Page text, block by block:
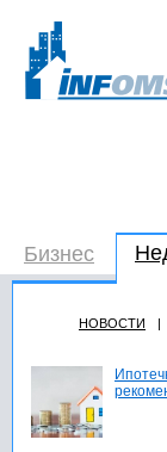
Бизнес
НОВОСТИ |